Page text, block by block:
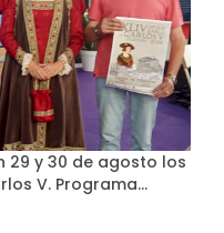
29 y 30 de agosto los
V. Programa…